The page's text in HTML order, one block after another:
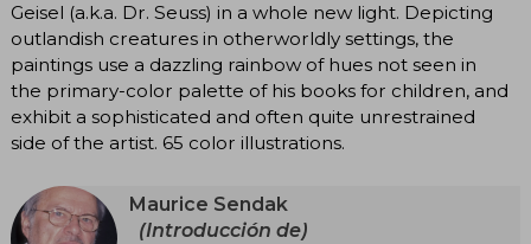
Geisel (a.k.a. Dr. Seuss) in a whole new light. Depicting
outlandish creatures in otherworldly settings, the
paintings use a dazzling rainbow of hues not seen in
the primary-color palette of his books for children, and
exhibit a sophisticated and often quite unrestrained
side of the artist. 65 color illustrations.
Maurice Sendak
(Introducción de)